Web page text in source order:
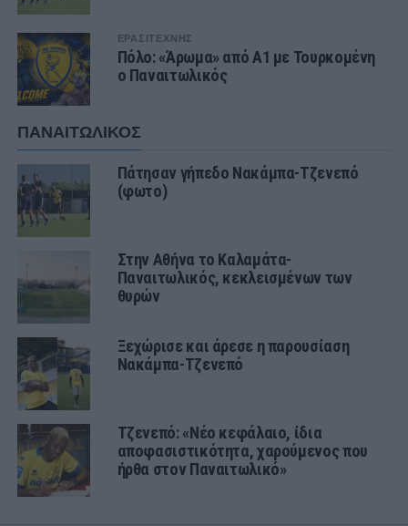
ΕΡΑΣΙΤΕΧΝΗΣ
Πόλο: «Άρωμα» από Α1 με Τουρκομένη
ο Παναιτωλικός
ΠΑΝΑΙΤΩΛΙΚΟΣ
Πάτησαν γήπεδο Νακάμπα-Τζενεπό
(φωτο)
Στην Αθήνα το Καλαμάτα-
Παναιτωλικός, κεκλεισμένων των
θυρών
Ξεχώρισε και άρεσε η παρουσίαση
Νακάμπα-Τζενεπό
Τζενεπό: «Νέο κεφάλαιο, ίδια
αποφασιστικότητα, χαρούμενος που
ήρθα στον Παναιτωλικό»